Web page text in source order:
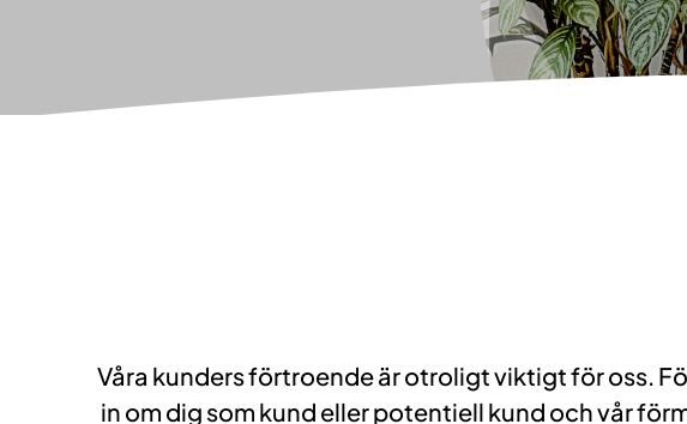
Våra kunders förtroende är otroligt viktigt för oss.
in om dig som kund eller potentiell kund och vår